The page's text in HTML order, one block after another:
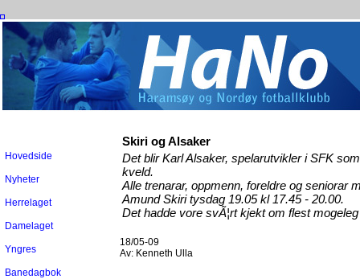
Hovedside
Nyheter
Herrelaget
Damelaget
Yngres
Banedagbok
Skiri og Alsaker
Det blir Karl Alsaker, spelarutvikler i SFK
kveld.
Alle trenarar, oppmenn, foreldre og seniorar
Amund Skiri tysdag 19.05 kl 17.45 - 20.00.
Det hadde vore svÃ¦rt kjekt om flest
18/05-09
Av: Kenneth Ulla